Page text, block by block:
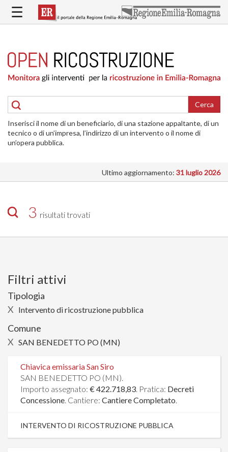
contenuto
RICOSTRUZIONE
PUBBLICA
DELLE
ABITAZIONI
RICOSTRUZIONE
ATTIVITÀ
INTERVENTI
SI
☰
Cerca
Inserisci il nome di un beneficiario, di una stazione appaltante, di un
tecnico o di un’impresa, l’indirizzo di un intervento o il nome di
un’opera pubblica.
Ultimo aggiornamento: 31 luglio 2026
3 risultati trovati
Filtri attivi
Tipologia
X Intervento di ricostruzione pubblica
Comune
X SAN BENEDETTO PO (MN)
Chiavica emissaria San Siro
SAN BENEDETTO PO (MN).
Importo assegnato: € 422.718,83. Pratica: Decreti
Concessione. Cantiere: Cantiere Completato.
INTERVENTO DI RICOSTRUZIONE PUBBLICA